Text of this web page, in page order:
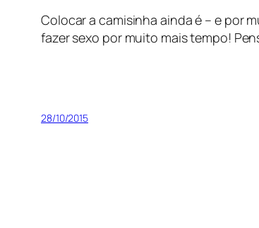
Colocar a camisinha ainda é – e por
fazer sexo por muito mais tempo!
28/10/2015